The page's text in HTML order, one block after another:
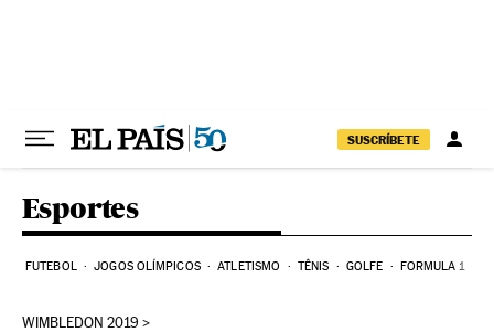
SUSCRÍBETE
Esportes
FUTEBOL JOGOS OLÍMPICOS ATLETISMO TÊNIS GOLFE FORMULA 1
WIMBLEDON 2019